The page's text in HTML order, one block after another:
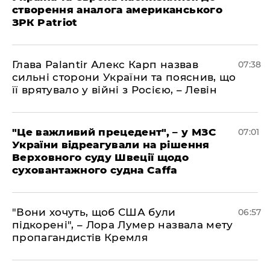
створення аналога американського
ЗРК Patriot
Глава Palantir Алекс Карп назвав
сильні сторони України та пояснив, що
її врятувало у війні з Росією, – Левін
07:38
"Це важливий прецедент", – у МЗС
України відреагували на рішення
Верховного суду Швеції щодо
суховантажного судна Caffa
07:01
"Вони хочуть, щоб США були
підкорені", – Лора Лумер назвала мету
пропагандистів Кремля
06:57